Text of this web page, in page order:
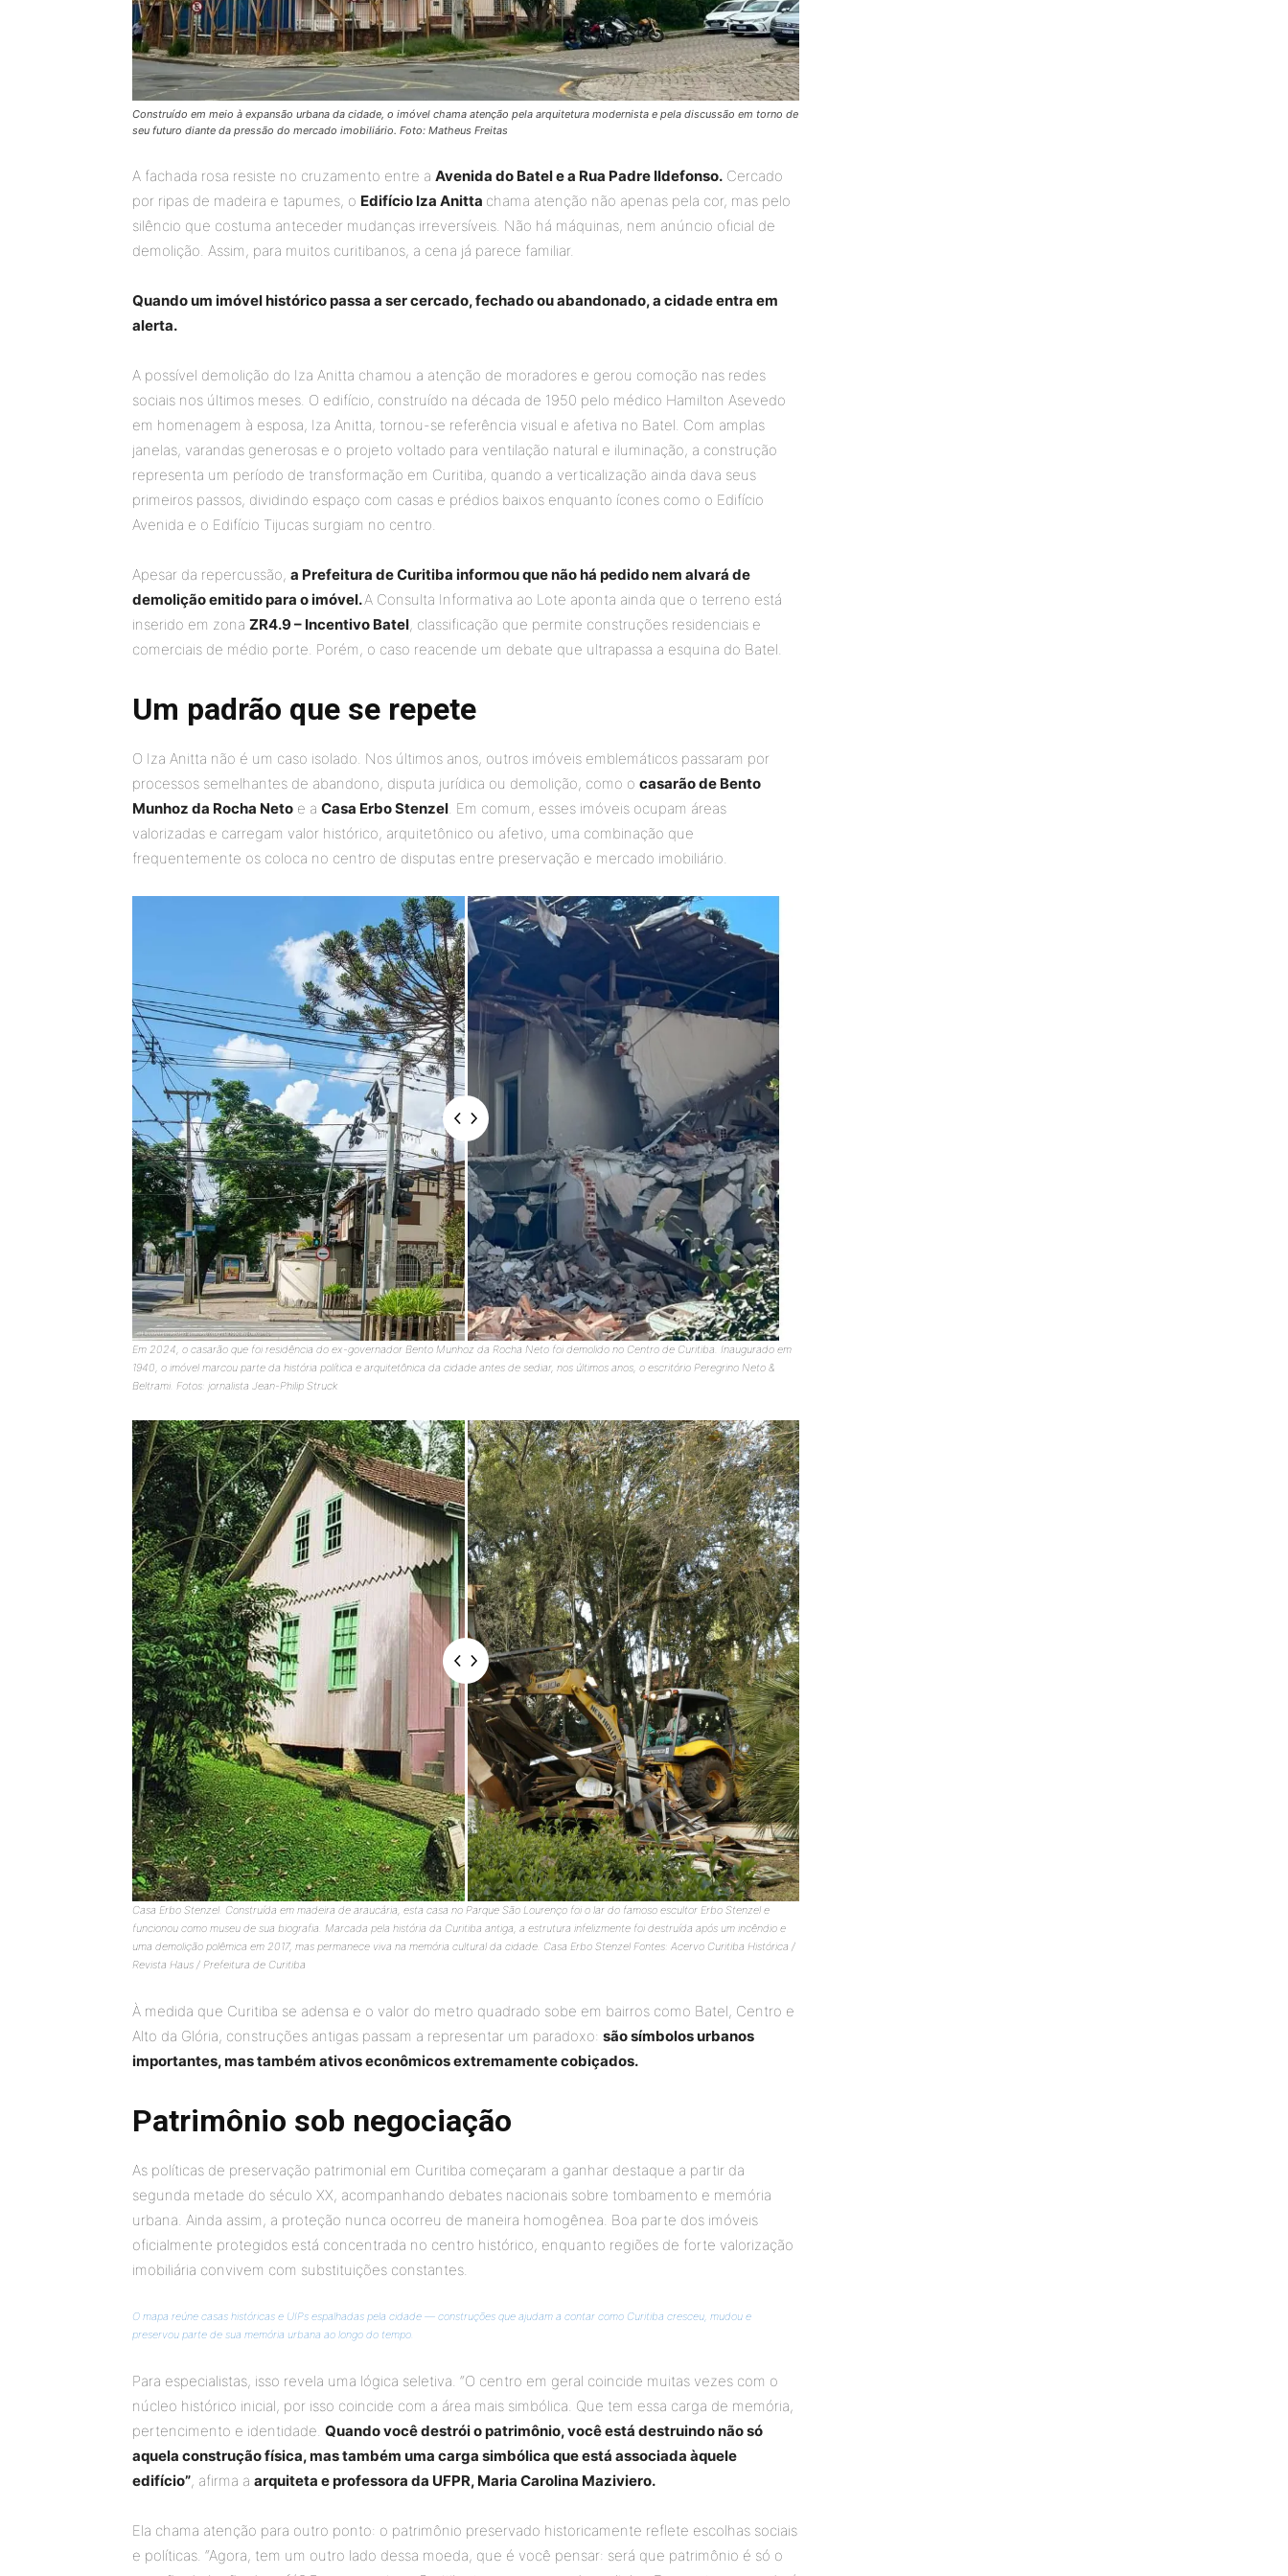
Construído em meio à expansão urbana da cidade, o imóvel chama atenção pela arquitetura modernista e pela discussão em torno de
seu futuro diante da pressão do mercado imobiliário. Foto: Matheus Freitas
A fachada rosa resiste no cruzamento entre a Avenida do Batel e a Rua Padre Ildefonso. Cercado
por ripas de madeira e tapumes, o Edifício Iza Anitta chama atenção não apenas pela cor, mas pelo
silêncio que costuma anteceder mudanças irreversíveis. Não há máquinas, nem anúncio oficial de
demolição. Assim, para muitos curitibanos, a cena já parece familiar.
Quando um imóvel histórico passa a ser cercado, fechado ou abandonado, a cidade entra em
alerta.
A possível demolição do Iza Anitta chamou a atenção de moradores e gerou comoção nas redes
sociais nos últimos meses. O edifício, construído na década de 1950 pelo médico Hamilton Asevedo
em homenagem à esposa, Iza Anitta, tornou-se referência visual e afetiva no Batel. Com amplas
janelas, varandas generosas e o projeto voltado para ventilação natural e iluminação, a construção
representa um período de transformação em Curitiba, quando a verticalização ainda dava seus
primeiros passos, dividindo espaço com casas e prédios baixos enquanto ícones como o Edifício
Avenida e o Edifício Tijucas surgiam no centro.
Apesar da repercussão, a Prefeitura de Curitiba informou que não há pedido nem alvará de
demolição emitido para o imóvel.A Consulta Informativa ao Lote aponta ainda que o terreno está
inserido em zona ZR4.9 – Incentivo Batel, classificação que permite construções residenciais e
comerciais de médio porte. Porém, o caso reacende um debate que ultrapassa a esquina do Batel.
Um padrão que se repete
O Iza Anitta não é um caso isolado. Nos últimos anos, outros imóveis emblemáticos passaram por
processos semelhantes de abandono, disputa jurídica ou demolição, como o casarão de Bento
Munhoz da Rocha Neto e a Casa Erbo Stenzel. Em comum, esses imóveis ocupam áreas
valorizadas e carregam valor histórico, arquitetônico ou afetivo, uma combinação que
frequentemente os coloca no centro de disputas entre preservação e mercado imobiliário.
Em 2024, o casarão que foi residência do ex-governador Bento Munhoz da Rocha Neto foi demolido no Centro de Curitiba. Inaugurado em
1940, o imóvel marcou parte da história política e arquitetônica da cidade antes de sediar, nos últimos anos, o escritório Peregrino Neto &
Beltrami. Fotos: jornalista Jean-Philip Struck
Casa Erbo Stenzel. Construída em madeira de araucária, esta casa no Parque São Lourenço foi o lar do famoso escultor Erbo Stenzel e
funcionou como museu de sua biografia. Marcada pela história da Curitiba antiga, a estrutura infelizmente foi destruída após um incêndio e
uma demolição polêmica em 2017, mas permanece viva na memória cultural da cidade. Casa Erbo Stenzel Fontes: Acervo Curitiba Histórica /
Revista Haus / Prefeitura de Curitiba
À medida que Curitiba se adensa e o valor do metro quadrado sobe em bairros como Batel, Centro e
Alto da Glória, construções antigas passam a representar um paradoxo: são símbolos urbanos
importantes, mas também ativos econômicos extremamente cobiçados.
Patrimônio sob negociação
As políticas de preservação patrimonial em Curitiba começaram a ganhar destaque a partir da
segunda metade do século XX, acompanhando debates nacionais sobre tombamento e memória
urbana. Ainda assim, a proteção nunca ocorreu de maneira homogênea. Boa parte dos imóveis
oficialmente protegidos está concentrada no centro histórico, enquanto regiões de forte valorização
imobiliária convivem com substituições constantes.
O mapa reúne casas históricas e UIPs espalhadas pela cidade — construções que ajudam a contar como Curitiba cresceu, mudou e
preservou parte de sua memória urbana ao longo do tempo.
Para especialistas, isso revela uma lógica seletiva. “O centro em geral coincide muitas vezes com o
núcleo histórico inicial, por isso coincide com a área mais simbólica. Que tem essa carga de memória,
pertencimento e identidade. Quando você destrói o patrimônio, você está destruindo não só
aquela construção física, mas também uma carga simbólica que está associada àquele
edifício”, afirma a arquiteta e professora da UFPR, Maria Carolina Maziviero.
Ela chama atenção para outro ponto: o patrimônio preservado historicamente reflete escolhas sociais
e políticas. “Agora, tem um outro lado dessa moeda, que é você pensar: será que patrimônio é só o